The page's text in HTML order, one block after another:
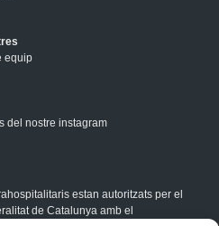
equip
del nostre instagram
estan autoritzats per el
de Catalunya amb el